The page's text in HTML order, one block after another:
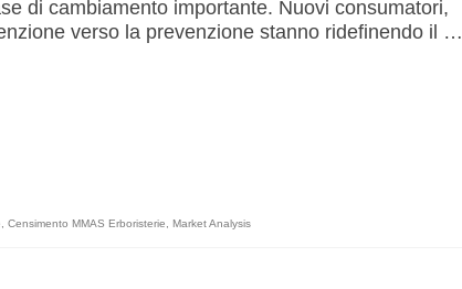
di cambiamento importante. Nuovi consumatori,
verso la prevenzione stanno ridefinendo il …
Censimento MMAS Erboristerie Market Analysis